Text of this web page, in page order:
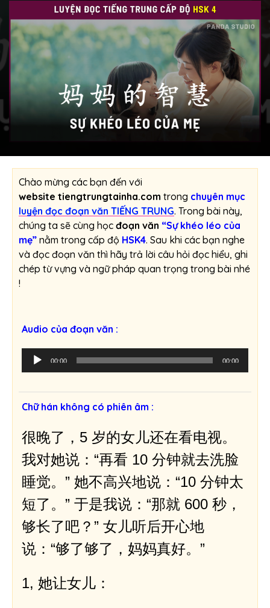
Chào mừng các bạn đến với
website tiengtrungtainha.com trong chuyên mục
luyện đọc đoạn văn TIẾNG TRUNG. Trong bài này,
chúng ta sẽ cùng học đoạn văn “Sự khéo léo của
mẹ” nằm trong cấp độ HSK4. Sau khi các bạn nghe
và đọc đoạn văn thì hãy trả lời câu hỏi đọc hiểu, ghi
chép từ vựng và ngữ pháp quan trọng trong bài nhé
!
Audio của đoạn văn :
h
h
á
t
â
m
t
h
a
n
00:00 00:00
Chữ hán không có phiên âm :
很晚了，5 岁的女儿还在看电视。
我对她说：“再看 10 分钟就去洗脸
睡觉。” 她不高兴地说：“10 分钟太
短了。” 于是我说：“那就 600 秒，
够长了吧？” 女儿听后开心地
说：“够了够了，妈妈真好。”
1, 她让女儿：